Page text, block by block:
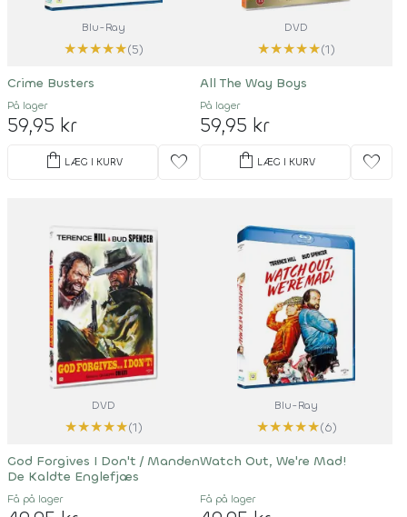
Blu-Ray
★★★★★(5)
Crime Busters
På lager
59,95 kr
shopping_bag LÆG I KURV favorite
DVD
★★★★★(1)
All The Way Boys
På lager
59,95 kr
shopping_bag LÆG I KURV favorite
DVD
★★★★★(1)
God Forgives I Don't / Manden
De Kaldte Englefjæs
Få på lager
Blu-Ray
★★★★★(6)
Watch Out, We're Mad!
Få på lager